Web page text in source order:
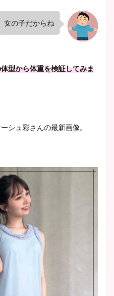
女の子だからね
型から体重を検証してみま
シュ彩さんの最新画像。